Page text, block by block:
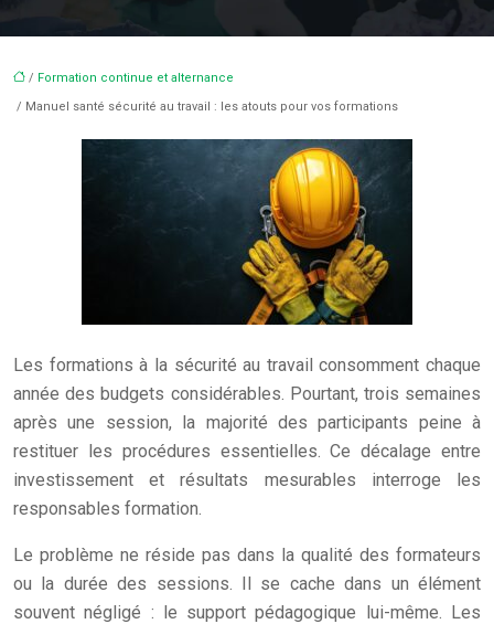
/ Formation continue et alternance
/ Manuel santé sécurité au travail : les atouts pour vos formations
Les formations à la sécurité au travail consomment chaque
année des budgets considérables. Pourtant, trois semaines
après une session, la majorité des participants peine à
restituer les procédures essentielles. Ce décalage entre
investissement et résultats mesurables interroge les
responsables formation.
Le problème ne réside pas dans la qualité des formateurs
ou la durée des sessions. Il se cache dans un élément
souvent négligé : le support pédagogique lui-même. Les